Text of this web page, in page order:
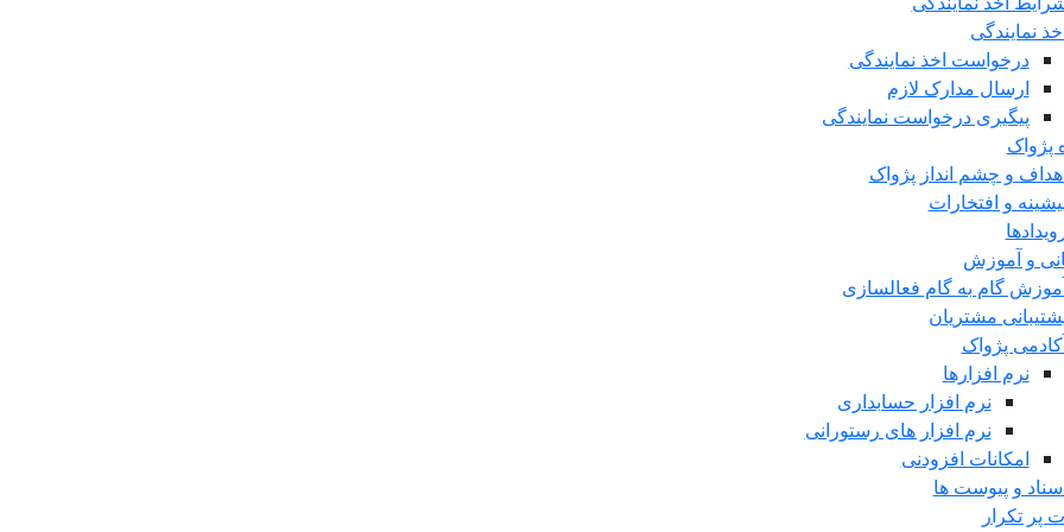
نمایندگی
درخواست اخذ نمایندگی
ارسال مدارک لازم
پیگیری درخواست نمایندگی
پژواک
و چشم انداز پژواک
و افتخارات
و آموزش
گام به گام فعالسازی
مشتریان
پژواک
نرم افزارها
نرم افزار حسابداری
نرم افزار های رستورانی
امکانات افزودنی
و پیوست ها
پر تکرار